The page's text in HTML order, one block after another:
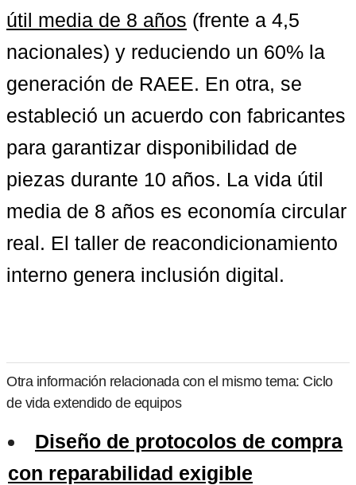
útil media de 8 años (frente a 4,5
nacionales) y reduciendo un 60% la
generación de RAEE. En otra, se
estableció un acuerdo con fabricantes
para garantizar disponibilidad de
piezas durante 10 años. La vida útil
media de 8 años es economía circular
real. El taller de reacondicionamiento
interno genera inclusión digital.
Otra información relacionada con el mismo tema: Ciclo
de vida extendido de equipos
Diseño de protocolos de compra
con reparabilidad exigible